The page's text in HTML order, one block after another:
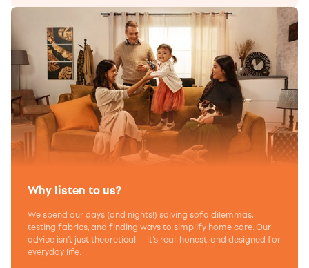
Why listen to us?
We spend our days (and nights!) solving sofa dilemmas,
testing fabrics, and finding ways to simplify home care. Our
advice isn’t just theoretical — it’s real, honest, and designed for
everyday life.